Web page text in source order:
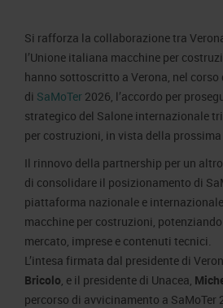
Parità di genere
Modello di Organizzazione, Gestione e
Responsabilità ambientale
Certificazioni riconosciute
Società trasparente
Compensi Organi Societari
Bilanci Societari
Servizi in quartiere per la stampa
Contatti Ufficio Stampa
Lavora con noi
Contatti
Si rafforza la collaborazione tra
l’Unione italiana macchine per
hanno sottoscritto a Verona, nel
di SaMoTer 2026, l’accordo per
strategico del Salone internazionale
per costruzioni, in vista della prossima
Il rinnovo della partnership per un
di consolidare il posizionamento di
piattaforma nazionale e
macchine per costruzioni,
mercato, imprese e contenuti tecnici.
L’intesa firmata dal presidente di
Bricolo, e il presidente di Unacea,
percorso di avvicinamento a SaMoTer